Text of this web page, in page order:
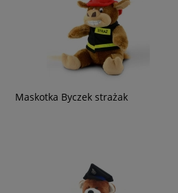
Maskotka Byczek strażak